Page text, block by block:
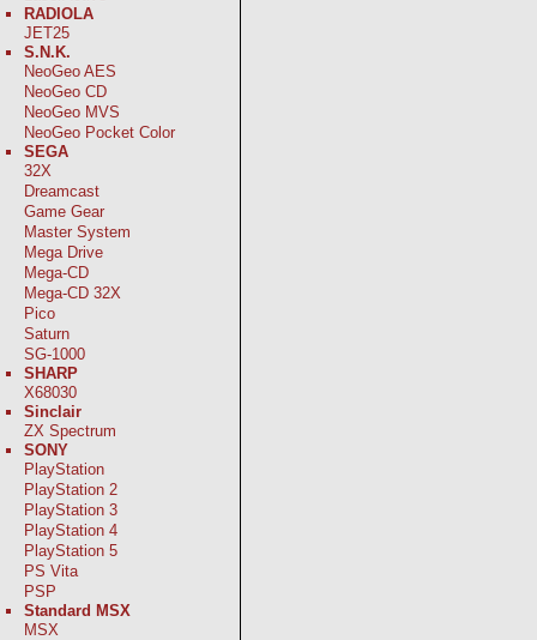
RADIOLA
JET25
S.N.K.
NeoGeo AES
NeoGeo CD
NeoGeo MVS
NeoGeo Pocket Color
SEGA
32X
Dreamcast
Game Gear
Master System
Mega Drive
Mega-CD
Mega-CD 32X
Pico
Saturn
SG-1000
SHARP
X68030
Sinclair
ZX Spectrum
SONY
PlayStation
PlayStation 2
PlayStation 3
PlayStation 4
PlayStation 5
PS Vita
PSP
Standard MSX
MSX